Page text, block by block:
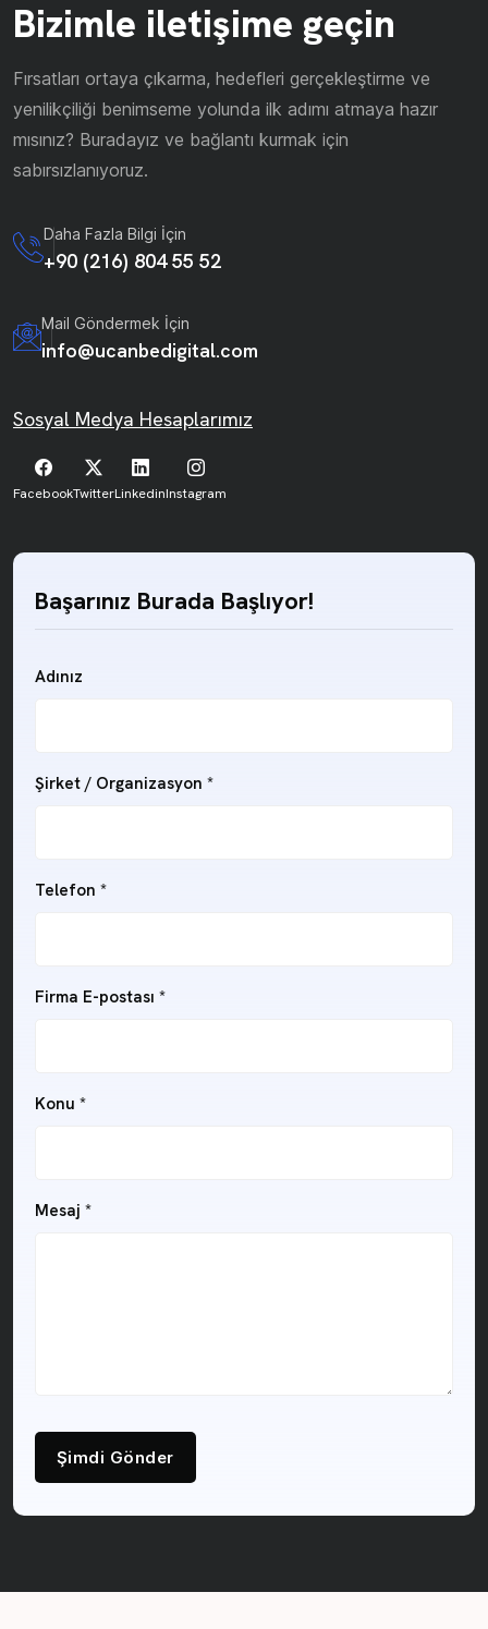
Bizimle iletişime geçin
Fırsatları ortaya çıkarma, hedefleri gerçekleştirme ve
yenilikçiliği benimseme yolunda ilk adımı atmaya hazır
mısınız? Buradayız ve bağlantı kurmak için
sabırsızlanıyoruz.
Daha Fazla Bilgi İçin
+90 (216) 804 55 52
Mail Göndermek İçin
info@ucanbedigital.com
Sosyal Medya Hesaplarımız
FacebookTwitterLinkedinInstagram
Başarınız Burada Başlıyor!
Adınız
Şirket / Organizasyon *
Telefon *
Firma E-postası *
Konu *
Mesaj *
Şimdi Gönder